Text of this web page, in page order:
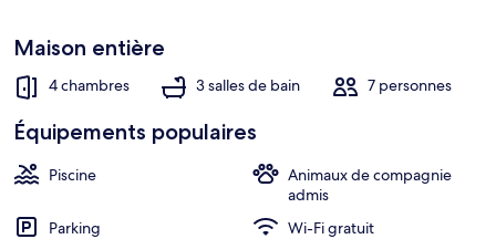
Maison entière
4 chambres 3 salles de bain 7 personnes
Équipements populaires
Piscine
Animaux de compagnie
admis
Parking
Wi-Fi gratuit